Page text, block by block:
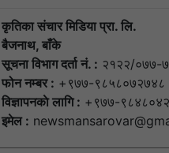
कृतिका संचार मिडिया प्रा. लि.
बैजनाथ, बाँके
सूचना विभाग दर्ता नं. : २१२२/०७७-
फोन नम्बर : +९७७-९८५८०७२७४८
विज्ञापनकाे लागि : +९७७-
इमेल :